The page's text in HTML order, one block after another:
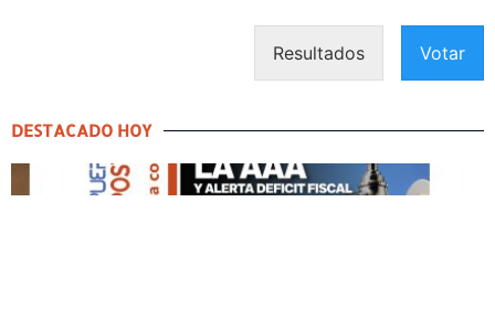
Resultados Votar
DESTACADO HOY